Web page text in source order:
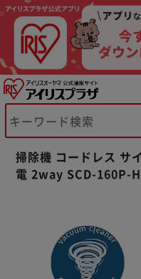
掃除機 コードレス サ
電 2way SCD-160P-